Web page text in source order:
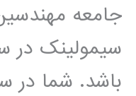
جامعه
سیمولینک در
باشد. شما در